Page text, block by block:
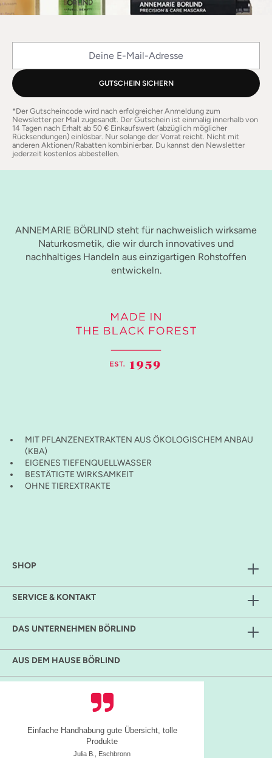
GUTSCHEIN SICHERN
*Der Gutscheincode wird nach erfolgreicher Anmeldung zum
Newsletter per Mail zugesandt. Der Gutschein ist einmalig innerhalb von
14 Tagen nach Erhalt ab 50 € Einkaufswert (abzüglich möglicher
Rücksendungen) einlösbar. Nur solange der Vorrat reicht. Nicht mit
anderen Aktionen/Rabatten kombinierbar. Du kannst den Newsletter
jederzeit kostenlos abbestellen.
ANNEMARIE BÖRLIND steht für nachweislich wirksame
Naturkosmetik, die wir durch innovatives und
nachhaltiges Handeln aus einzigartigen Rohstoffen
entwickeln.
MIT PFLANZENEXTRAKTEN AUS ÖKOLOGISCHEM ANBAU
(KBA)
EIGENES TIEFENQUELLWASSER
BESTÄTIGTE WIRKSAMKEIT
OHNE TIEREXTRAKTE
SHOP
SERVICE & KONTAKT
DAS UNTERNEHMEN BÖRLIND
AUS DEM HAUSE BÖRLIND
Einfache Handhabung gute Übersicht, tolle
Produkte
Julia B., Eschbronn